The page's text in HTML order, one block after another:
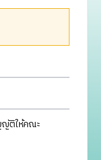
ญัติให้คณะ